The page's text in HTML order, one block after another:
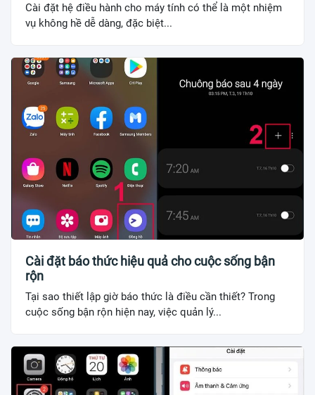
Cài đặt hệ điều hành cho máy tính có thể là một nhiệm
vụ không hề dễ dàng, đặc biệt...
Cài đặt báo thức hiệu quả cho cuộc sống bận
rộn
Tại sao thiết lập giờ báo thức là điều cần thiết? Trong
cuộc sống bận rộn hiện nay, việc quản lý...